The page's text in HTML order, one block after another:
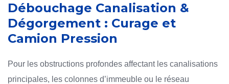
Débouchage Canalisation &
Dégorgement : Curage et
Camion Pression
Pour les obstructions profondes affectant les canalisations
principales, les colonnes d’immeuble ou le réseau